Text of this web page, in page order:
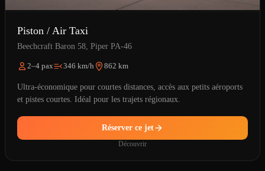
Piston / Air Taxi
Beechcraft Baron 58, Piper PA-46
2–4 pax 346 km/h 862 km
Ultra-économique pour courtes distances, accès aux petits aéroports
et pistes courtes. Idéal pour les trajets régionaux.
Réserver ce jet
Découvrir